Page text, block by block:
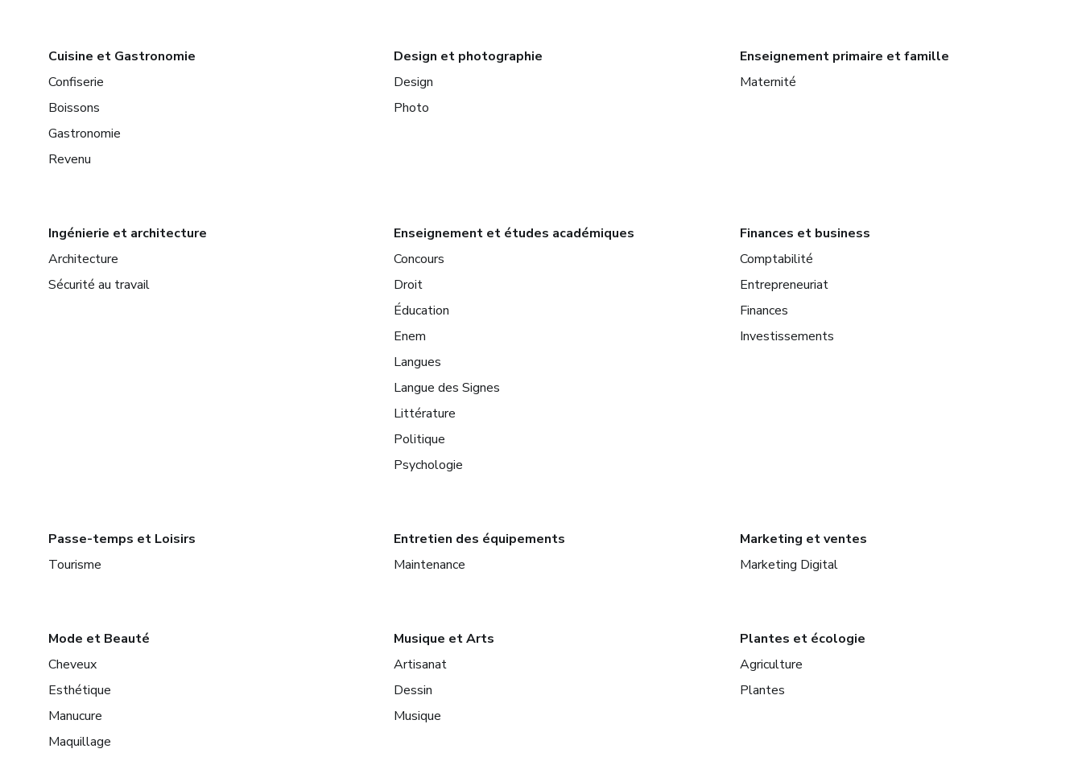
Cuisine et Gastronomie
Confiserie
Boissons
Gastronomie
Revenu
Design et photographie
Design
Photo
Enseignement primaire et famille
Maternité
Ingénierie et architecture
Architecture
Sécurité au travail
Enseignement et études académiques
Concours
Droit
Éducation
Enem
Langues
Langue des Signes
Littérature
Politique
Psychologie
Finances et business
Comptabilité
Entrepreneuriat
Finances
Investissements
Passe-temps et Loisirs
Tourisme
Entretien des équipements
Maintenance
Marketing et ventes
Marketing Digital
Mode et Beauté
Cheveux
Esthétique
Manucure
Maquillage
Musique et Arts
Artisanat
Dessin
Musique
Plantes et écologie
Agriculture
Plantes